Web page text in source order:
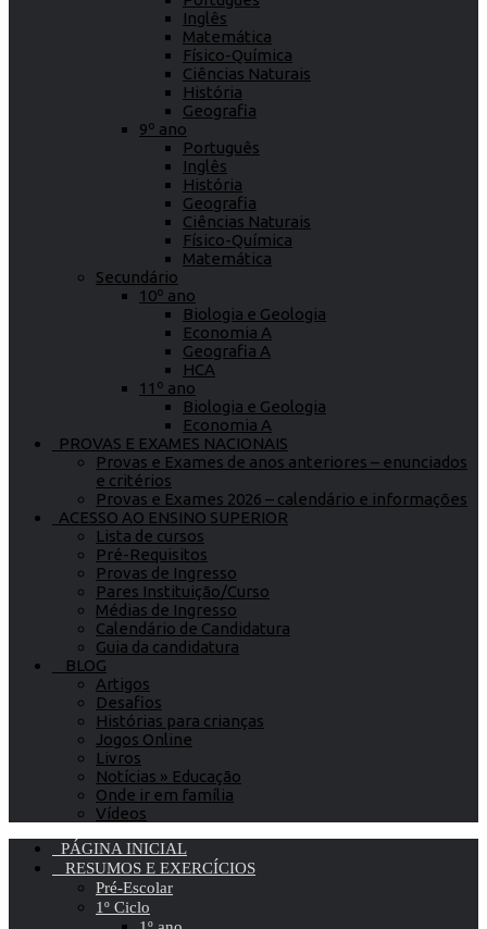
Inglês
Matemática
Físico-Química
Ciências Naturais
História
Geografia
9º ano
Português
Inglês
História
Geografia
Ciências Naturais
Físico-Química
Matemática
Secundário
10º ano
Biologia e Geologia
Economia A
Geografia A
HCA
11º ano
Biologia e Geologia
Economia A
PROVAS E EXAMES NACIONAIS
Provas e Exames de anos anteriores – enunciados
e critérios
Provas e Exames 2026 – calendário e informações
ACESSO AO ENSINO SUPERIOR
Lista de cursos
Pré-Requisitos
Provas de Ingresso
Pares Instituição/Curso
Médias de Ingresso
Calendário de Candidatura
Guia da candidatura
BLOG
Artigos
Desafios
Histórias para crianças
Jogos Online
Livros
Notícias » Educação
Onde ir em família
Vídeos
PÁGINA INICIAL
RESUMOS E EXERCÍCIOS
Pré-Escolar
1º Ciclo